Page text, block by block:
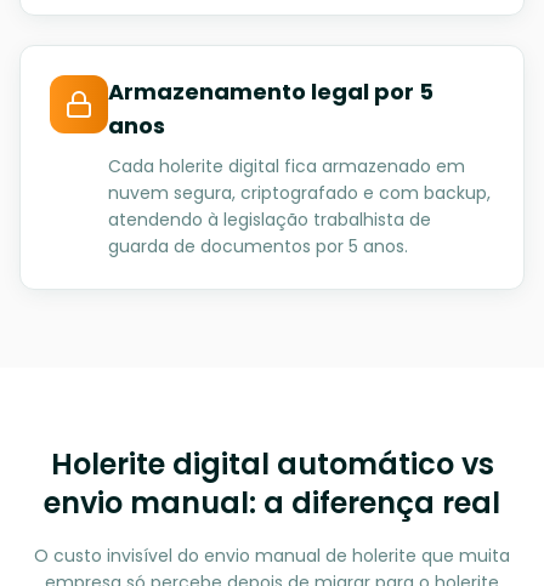
Armazenamento legal por 5
anos
Cada holerite digital fica armazenado em
nuvem segura, criptografado e com backup,
atendendo à legislação trabalhista de
guarda de documentos por 5 anos.
Holerite digital automático vs
envio manual: a diferença real
O custo invisível do envio manual de holerite que muita